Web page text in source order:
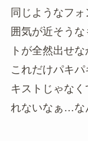
同じようなフ
囲気が近そう
トが全然出せな
これだけパキ
キストじゃな
れないなぁ…な